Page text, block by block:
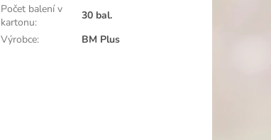
Počet balení v
kartonu:
30 bal.
Výrobce: BM Plus